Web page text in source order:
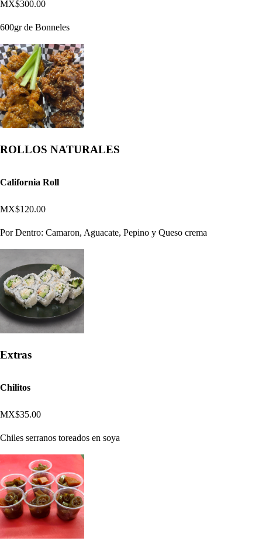
MX$300.00
600gr de Bonneles
ROLLOS NATURALES
California Roll
MX$120.00
Por Dentro: Camaron, Aguacate, Pepino y Queso crema
Extras
Chilitos
MX$35.00
Chiles serranos toreados en soya